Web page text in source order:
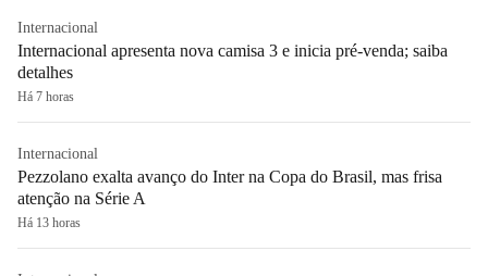
Internacional
Internacional apresenta nova camisa 3 e inicia pré-venda; saiba
detalhes
Há 7 horas
Internacional
Pezzolano exalta avanço do Inter na Copa do Brasil, mas frisa
atenção na Série A
Há 13 horas